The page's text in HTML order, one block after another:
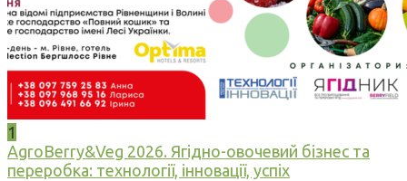
1
AgroBerry&Veg 2026. Ягідно-овочевий бізнес та
переробка: технології, інновації, успіх